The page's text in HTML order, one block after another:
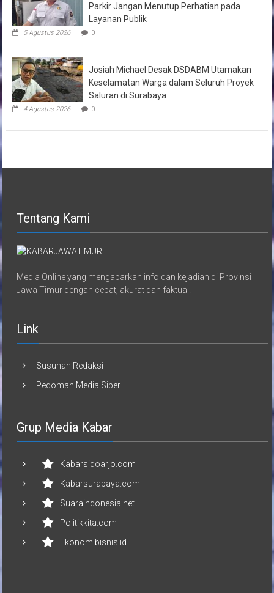
Parkir Jangan Menutup Perhatian pada
Layanan Publik
5 Agustus 2026 0
Josiah Michael Desak DSDABM Utamakan
Keselamatan Warga dalam Seluruh Proyek
Saluran di Surabaya
4 Agustus 2026 0
Tentang Kami
Media Online yang mengabarkan info dan kejadian di Provinsi
Jawa Timur dengan cepat, akurat dan faktual.
Link
Susunan Redaksi
Pedoman Media Siber
Grup Media Kabar
Kabarsidoarjo.com
Kabarsurabaya.com
Suaraindonesia.net
Politikkita.com
Ekonomibisnis.id